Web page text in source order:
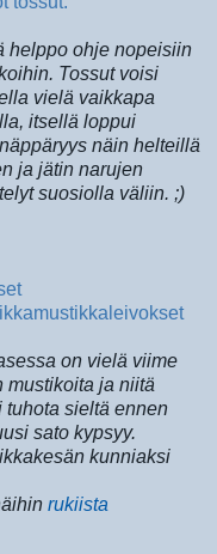
helppo ohje nopeisiin
Tossut voisi
vielä vaikkapa
itsellä loppui
näin helteillä
ja jätin narujen
suosiolla väliin. ;)
on vielä viime
mustikoita ja niitä
tuhota sieltä ennen
sato kypsyy.
kunniaksi
rukiista